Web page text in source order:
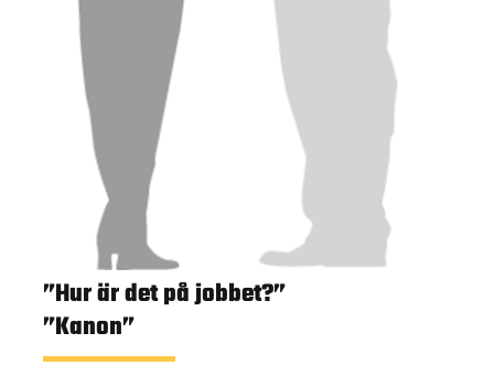
”Hur är det på jobbet?”
”Kanon”